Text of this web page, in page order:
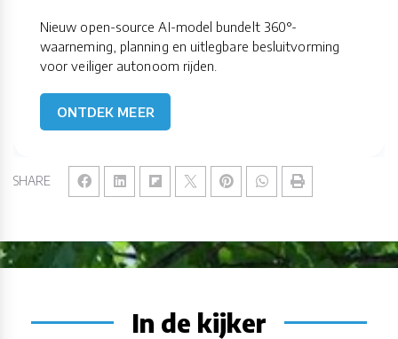
SHARE
Nieuw open-source AI-model bundelt 360°-
waarneming, planning en uitlegbare besluitvorming
voor veiliger autonoom rijden.
ONTDEK MEER
In de kijker